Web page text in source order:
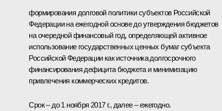
формирования долговой политики субъектов Российской
Федерации на ежегодной основе до утверждения бюджетов
на очередной финансовый год, определяющей активное
использование государственных ценных бумаг субъекта
Российской Федерации как источника долгосрочного
финансирования дефицита бюджета и минимизацию
привлечения коммерческих кредитов.
Срок – до 1 ноября 2017 г., далее – ежегодно.